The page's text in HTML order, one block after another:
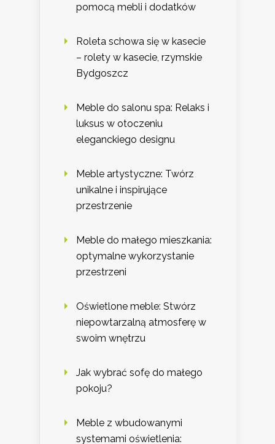
pomocą mebli i dodatków
Roleta schowa się w kasecie
– rolety w kasecie, rzymskie
Bydgoszcz
Meble do salonu spa: Relaks i
luksus w otoczeniu
eleganckiego designu
Meble artystyczne: Twórz
unikalne i inspirujące
przestrzenie
Meble do małego mieszkania:
optymalne wykorzystanie
przestrzeni
Oświetlone meble: Stwórz
niepowtarzalną atmosferę w
swoim wnętrzu
Jak wybrać sofę do małego
pokoju?
Meble z wbudowanymi
systemami oświetlenia: